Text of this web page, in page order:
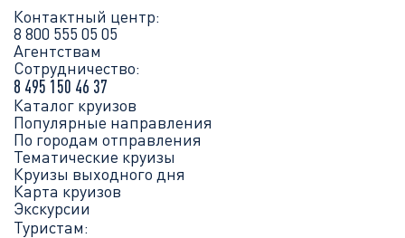
Контактный центр:
8 800 555 05 05
Агентствам
Сотрудничество:
8 495 150 46 37
Каталог круизов
Популярные направления
По городам отправления
Тематические круизы
Круизы выходного дня
Карта круизов
Экскурсии
Туристам: